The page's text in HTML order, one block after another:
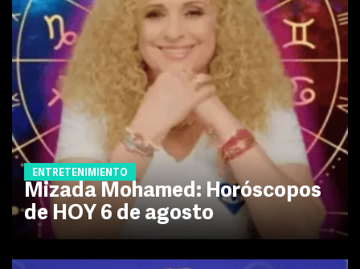
ENTRETENIMIENTO
Mizada Mohamed: Horóscopos
de HOY 6 de agosto